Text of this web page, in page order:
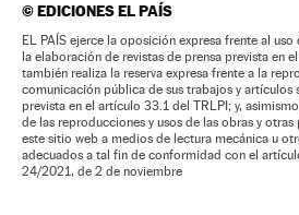
©EDICIONES EL PAÍS
EL PAÍS ejerce la oposición expresa frente al
la elaboración de revistas de prensa prevista en
también realiza la reserva expresa frente a la
comunicación pública de sus trabajos y artículos
prevista en el artículo 33.1 del TRLPI; y,
de las reproducciones y usos de las obras y
este sitio web a medios de lectura mecánica u
adecuados a tal fin de conformidad con el
24/2021, de 2 de noviembre